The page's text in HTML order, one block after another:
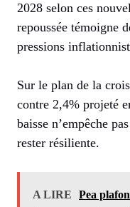
2028 selon ces
repoussée témoigne
pressions
Sur le plan de la
contre 2,4% projeté
baisse n’empêche
rester résiliente.
A LIRE
Pea